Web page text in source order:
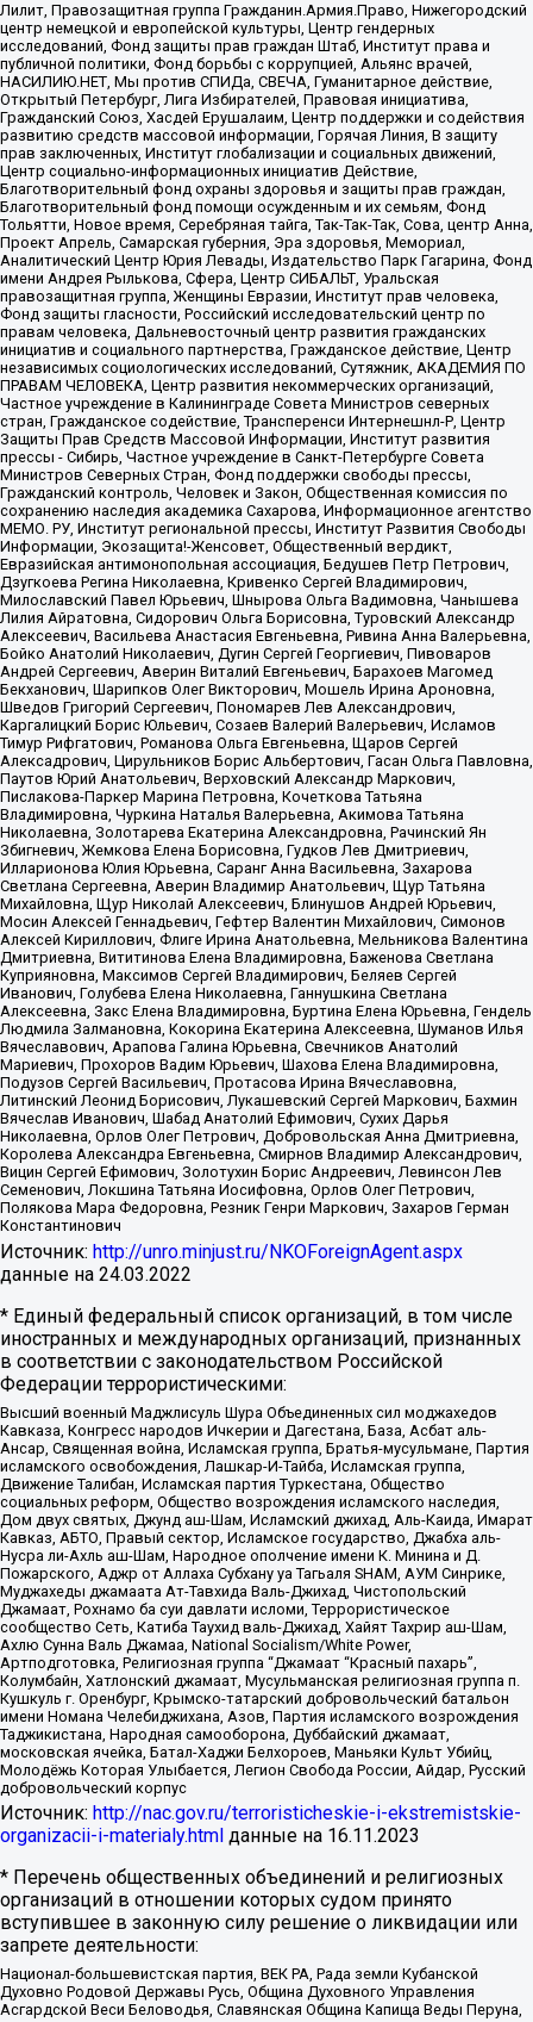
Лилит, Правозащитная группа Гражданин.Армия.Право, Нижегородский
центр немецкой и европейской культуры, Центр гендерных
исследований, Фонд защиты прав граждан Штаб, Институт права и
публичной политики, Фонд борьбы с коррупцией, Альянс врачей,
НАСИЛИЮ.НЕТ, Мы против СПИДа, СВЕЧА, Гуманитарное действие,
Открытый Петербург, Лига Избирателей, Правовая инициатива,
Гражданский Союз, Хасдей Ерушалаим, Центр поддержки и содействия
развитию средств массовой информации, Горячая Линия, В защиту
прав заключенных, Институт глобализации и социальных движений,
Центр социально-информационных инициатив Действие,
Благотворительный фонд охраны здоровья и защиты прав граждан,
Благотворительный фонд помощи осужденным и их семьям, Фонд
Тольятти, Новое время, Серебряная тайга, Так-Так-Так, Сова, центр Анна,
Проект Апрель, Самарская губерния, Эра здоровья, Мемориал,
Аналитический Центр Юрия Левады, Издательство Парк Гагарина, Фонд
имени Андрея Рылькова, Сфера, Центр СИБАЛЬТ, Уральская
правозащитная группа, Женщины Евразии, Институт прав человека,
Фонд защиты гласности, Российский исследовательский центр по
правам человека, Дальневосточный центр развития гражданских
инициатив и социального партнерства, Гражданское действие, Центр
независимых социологических исследований, Сутяжник, АКАДЕМИЯ ПО
ПРАВАМ ЧЕЛОВЕКА, Центр развития некоммерческих организаций,
Частное учреждение в Калининграде Совета Министров северных
стран, Гражданское содействие, Трансперенси Интернешнл-Р, Центр
Защиты Прав Средств Массовой Информации, Институт развития
прессы - Сибирь, Частное учреждение в Санкт-Петербурге Совета
Министров Северных Стран, Фонд поддержки свободы прессы,
Гражданский контроль, Человек и Закон, Общественная комиссия по
сохранению наследия академика Сахарова, Информационное агентство
МЕМО. РУ, Институт региональной прессы, Институт Развития Свободы
Информации, Экозащита!-Женсовет, Общественный вердикт,
Евразийская антимонопольная ассоциация, Бедушев Петр Петрович,
Дзугкоева Регина Николаевна, Кривенко Сергей Владимирович,
Милославский Павел Юрьевич, Шнырова Ольга Вадимовна, Чанышева
Лилия Айратовна, Сидорович Ольга Борисовна, Туровский Александр
Алексеевич, Васильева Анастасия Евгеньевна, Ривина Анна Валерьевна,
Бойко Анатолий Николаевич, Дугин Сергей Георгиевич, Пивоваров
Андрей Сергеевич, Аверин Виталий Евгеньевич, Барахоев Магомед
Бекханович, Шарипков Олег Викторович, Мошель Ирина Ароновна,
Шведов Григорий Сергеевич, Пономарев Лев Александрович,
Каргалицкий Борис Юльевич, Созаев Валерий Валерьевич, Исламов
Тимур Рифгатович, Романова Ольга Евгеньевна, Щаров Сергей
Алексадрович, Цирульников Борис Альбертович, Гасан Ольга Павловна,
Паутов Юрий Анатольевич, Верховский Александр Маркович,
Пислакова-Паркер Марина Петровна, Кочеткова Татьяна
Владимировна, Чуркина Наталья Валерьевна, Акимова Татьяна
Николаевна, Золотарева Екатерина Александровна, Рачинский Ян
Збигневич, Жемкова Елена Борисовна, Гудков Лев Дмитриевич,
Илларионова Юлия Юрьевна, Саранг Анна Васильевна, Захарова
Светлана Сергеевна, Аверин Владимир Анатольевич, Щур Татьяна
Михайловна, Щур Николай Алексеевич, Блинушов Андрей Юрьевич,
Мосин Алексей Геннадьевич, Гефтер Валентин Михайлович, Симонов
Алексей Кириллович, Флиге Ирина Анатольевна, Мельникова Валентина
Дмитриевна, Вититинова Елена Владимировна, Баженова Светлана
Куприяновна, Максимов Сергей Владимирович, Беляев Сергей
Иванович, Голубева Елена Николаевна, Ганнушкина Светлана
Алексеевна, Закс Елена Владимировна, Буртина Елена Юрьевна, Гендель
Людмила Залмановна, Кокорина Екатерина Алексеевна, Шуманов Илья
Вячеславович, Арапова Галина Юрьевна, Свечников Анатолий
Мариевич, Прохоров Вадим Юрьевич, Шахова Елена Владимировна,
Подузов Сергей Васильевич, Протасова Ирина Вячеславовна,
Литинский Леонид Борисович, Лукашевский Сергей Маркович, Бахмин
Вячеслав Иванович, Шабад Анатолий Ефимович, Сухих Дарья
Николаевна, Орлов Олег Петрович, Добровольская Анна Дмитриевна,
Королева Александра Евгеньевна, Смирнов Владимир Александрович,
Вицин Сергей Ефимович, Золотухин Борис Андреевич, Левинсон Лев
Семенович, Локшина Татьяна Иосифовна, Орлов Олег Петрович,
Полякова Мара Федоровна, Резник Генри Маркович, Захаров Герман
Константинович
Источник: http://unro.minjust.ru/NKOForeignAgent.aspx
данные на 24.03.2022
* Единый федеральный список организаций, в том числе
иностранных и международных организаций, признанных
в соответствии с законодательством Российской
Федерации террористическими:
Высший военный Маджлисуль Шура Объединенных сил моджахедов
Кавказа, Конгресс народов Ичкерии и Дагестана, База, Асбат аль-
Ансар, Священная война, Исламская группа, Братья-мусульмане, Партия
исламского освобождения, Лашкар-И-Тайба, Исламская группа,
Движение Талибан, Исламская партия Туркестана, Общество
социальных реформ, Общество возрождения исламского наследия,
Дом двух святых, Джунд аш-Шам, Исламский джихад, Аль-Каида, Имарат
Кавказ, АБТО, Правый сектор, Исламское государство, Джабха аль-
Нусра ли-Ахль аш-Шам, Народное ополчение имени К. Минина и Д.
Пожарского, Аджр от Аллаха Субхану уа Тагьаля SHAM, АУМ Синрике,
Муджахеды джамаата Ат-Тавхида Валь-Джихад, Чистопольский
Джамаат, Рохнамо ба суи давлати исломи, Террористическое
сообщество Сеть, Катиба Таухид валь-Джихад, Хайят Тахрир аш-Шам,
Ахлю Сунна Валь Джамаа, National Socialism/White Power,
Артподготовка, Религиозная группа “Джамаат “Красный пахарь”,
Колумбайн, Хатлонский джамаат, Мусульманская религиозная группа п.
Кушкуль г. Оренбург, Крымско-татарский добровольческий батальон
имени Номана Челебиджихана, Азов, Партия исламского возрождения
Таджикистана, Народная самооборона, Дуббайский джамаат,
московская ячейка, Батал-Хаджи Белхороев, Маньяки Культ Убийц,
Молодёжь Которая Улыбается, Легион Свобода России, Айдар, Русский
добровольческий корпус
Источник: http://nac.gov.ru/terroristicheskie-i-ekstremistskie-
organizacii-i-materialy.html данные на 16.11.2023
* Перечень общественных объединений и религиозных
организаций в отношении которых судом принято
вступившее в законную силу решение о ликвидации или
запрете деятельности:
Национал-большевистская партия, ВЕК РА, Рада земли Кубанской
Духовно Родовой Державы Русь, Община Духовного Управления
Асгардской Веси Беловодья, Славянская Община Капища Веды Перуна,